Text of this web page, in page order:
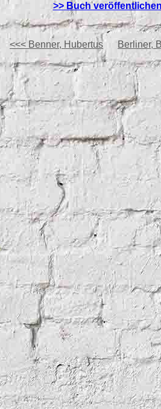
>> Buch veröffentlichen
<<< Benner, Hubertus Berliner,